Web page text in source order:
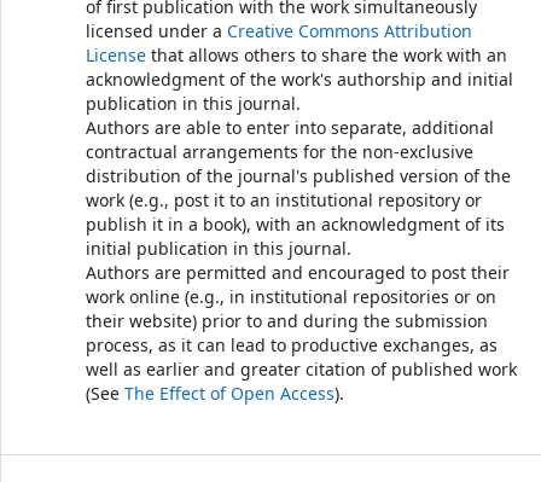
of first publication with the work simultaneously
licensed under a Creative Commons Attribution
License that allows others to share the work with an
acknowledgment of the work's authorship and initial
publication in this journal.
Authors are able to enter into separate, additional
contractual arrangements for the non-exclusive
distribution of the journal's published version of the
work (e.g., post it to an institutional repository or
publish it in a book), with an acknowledgment of its
initial publication in this journal.
Authors are permitted and encouraged to post their
work online (e.g., in institutional repositories or on
their website) prior to and during the submission
process, as it can lead to productive exchanges, as
well as earlier and greater citation of published work
(See The Effect of Open Access).